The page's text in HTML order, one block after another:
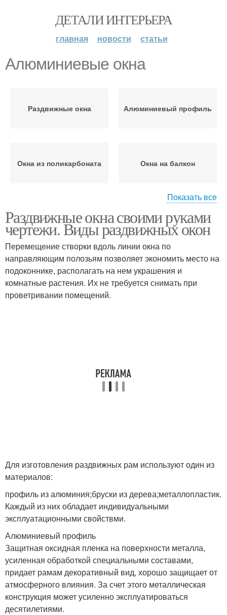
ДЕТАЛИ ИНТЕРЬЕРА
главная новости статьи
Алюминиевые окна
Раздвижные окна Алюминиевый профиль
Окна из поликарбоната Окна на балкон
Окна на балконе Рам для окна
Окна из оргстекла
Окна из теплого
алюминия
Алюминиевые профили
Показать все
Раздвижные окна своими руками
чертежи. Виды раздвижных окон
Перемещение створки вдоль линии окна по
направляющим полозьям позволяет экономить место на
подоконнике, располагать на нем украшения и
комнатные растения. Их не требуется снимать при
проветривании помещений.
Для изготовления раздвижных рам используют один из
материалов:
профиль из алюминия;бруски из дерева;металлопластик.
Каждый из них обладает индивидуальными
эксплуатационными свойствми.
Алюминиевый профиль
Защитная оксидная пленка на поверхности металла,
усиленная обработкой специальными составами,
придает рамам декоративный вид, хорошо защищает от
атмосферного влияния. За счет этого металлическая
конструкция может усиленно эксплуатироваться
десятилетиями.